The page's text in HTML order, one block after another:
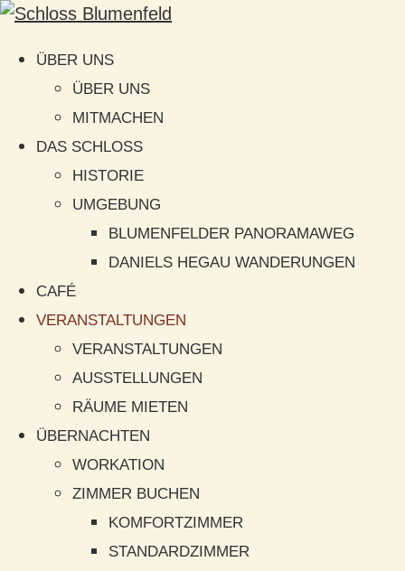
ÜBER UNS
ÜBER UNS
MITMACHEN
DAS SCHLOSS
HISTORIE
UMGEBUNG
BLUMENFELDER PANORAMAWEG
DANIELS HEGAU WANDERUNGEN
CAFÉ
VERANSTALTUNGEN
VERANSTALTUNGEN
AUSSTELLUNGEN
RÄUME MIETEN
ÜBERNACHTEN
WORKATION
ZIMMER BUCHEN
KOMFORTZIMMER
STANDARDZIMMER